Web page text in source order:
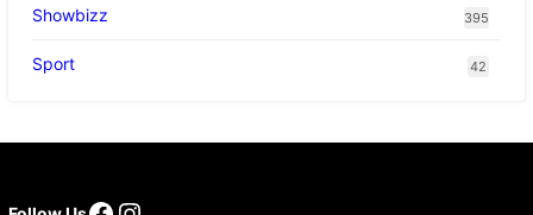
Showbizz 395
Sport 42